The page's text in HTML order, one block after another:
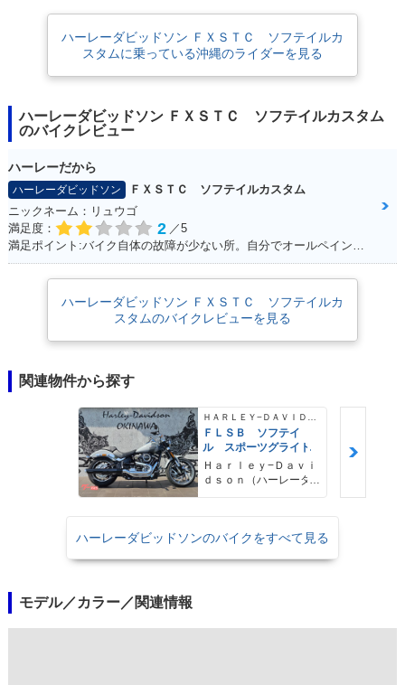
ハーレーダビッドソン ＦＸＳＴＣ ソフテイルカ
スタムに乗っている沖縄のライダーを見る
ハーレーダビッドソン ＦＸＳＴＣ ソフテイルカスタム
のバイクレビュー
ハーレーだから
ハーレーダビッドソン
ＦＸＳＴＣ ソフテイルカスタム
ニックネーム：リュウゴ
満足度：
2 ／5
満足ポイント:バイク自体の故障が少ない所。自分でオールペイントした所。
ハーレーダビッドソン ＦＸＳＴＣ ソフテイルカ
スタムのバイクレビューを見る
関連物件から探す
ＦＬＳＢ ソフテイ
ル スポーツグライド
Ｈａｒｌｅｙ−Ｄａｖｉ
ｄｓｏｎ（ハーレーダ
ハーレーダビッドソンのバイクをすべて見る
モデル／カラー／関連情報